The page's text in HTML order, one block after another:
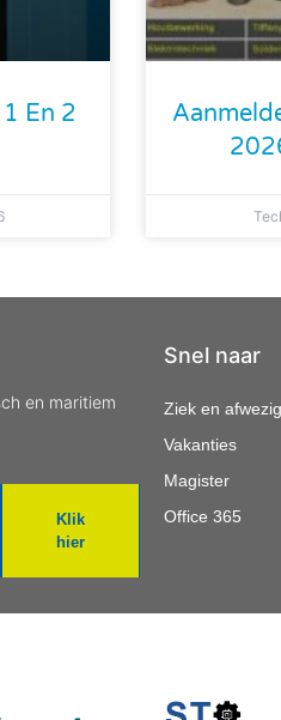
En 2
en maritiem
Klik
hier
Snel naar
Ziek en afwezig
Vakanties
Magister
Office 365